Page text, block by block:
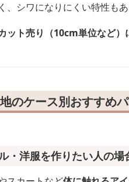
、シワになりにくい特性も
ット売り（10cm単位など
のケース別おすすめ
・洋服を作りたい人の場